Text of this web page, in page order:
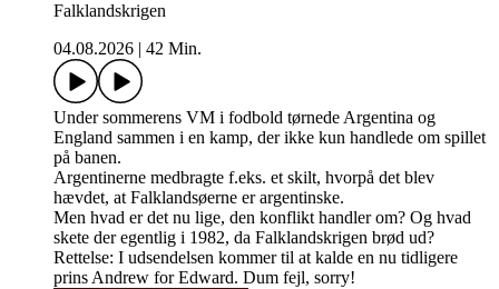
Falklandskrigen
04.08.2026
42 Min.
Under sommerens VM i fodbold tørnede Argentina og
England sammen i en kamp, der ikke kun handlede om spillet
på banen.
Argentinerne medbragte f.eks. et skilt, hvorpå det blev
hævdet, at Falklandsøerne er argentinske.
Men hvad er det nu lige, den konflikt handler om? Og hvad
skete der egentlig i 1982, da Falklandskrigen brød ud?
Rettelse: I udsendelsen kommer til at kalde en nu tidligere
prins Andrew for Edward. Dum fejl, sorry!